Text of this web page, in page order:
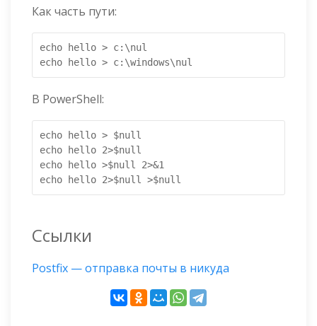
Как часть пути:
echo hello > c:\nul
echo hello > c:\windows\nul
В PowerShell:
echo hello > $null
echo hello 2>$null
echo hello >$null 2>&1
echo hello 2>$null >$null
Ссылки
Postfix — отправка почты в никуда